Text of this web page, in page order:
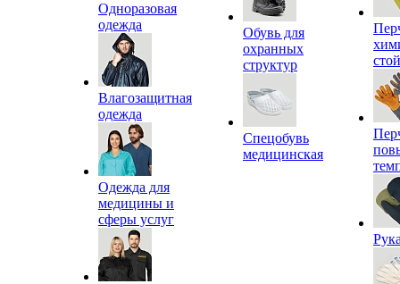
Одноразовая
одежда
Влагозащитная
одежда
Одежда для
медицины и
сферы услуг
Обувь для
охранных
структур
Спецобувь
медицинская